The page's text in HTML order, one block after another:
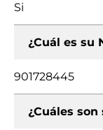
Si
¿Cuál es su
901728445
¿Cuáles